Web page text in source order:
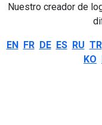
Nuestro creador de
EN FR DE ES RU TR
KO